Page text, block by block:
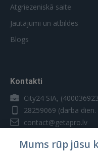
Atgriezeniskā saite
Jautājumi un atbildes
Blogs
Kontakti
City24 SIA,
28259069 (darba
contact@getapro.lv
Mums rūp jūsu